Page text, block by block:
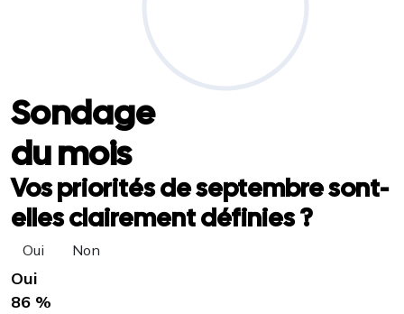
Sondage
du mois
Vos priorités de septembre sont-
elles clairement définies ?
Oui Non
Oui
86 %